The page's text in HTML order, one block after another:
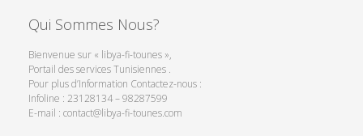
Qui Sommes Nous?
Bienvenue sur « libya-fi-tounes »,
Portail des services Tunisiennes .
Pour plus d’Information Contactez-nous :
Infoline : 23128134 – 98287599
E-mail : contact@libya-fi-tounes.com